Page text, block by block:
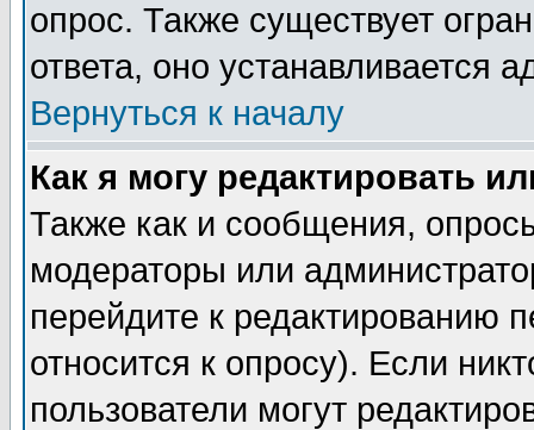
опрос. Также существует
ответа, оно устанавливается
Вернуться к началу
Как я могу редактировать
Также как и сообщения,
модераторы или
перейдите к редактированию
относится к опросу). Если
пользователи могут